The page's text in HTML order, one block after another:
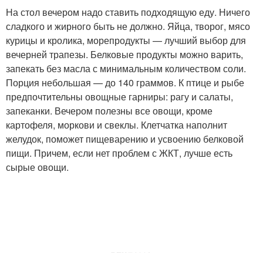
На стол вечером надо ставить подходящую еду. Ничего
сладкого и жирного быть не должно. Яйца, творог, мясо
курицы и кролика, морепродукты — лучший выбор для
вечерней трапезы. Белковые продукты можно варить,
запекать без масла с минимальным количеством соли.
Порция небольшая — до 140 граммов. К птице и рыбе
предпочтительны овощные гарниры: рагу и салаты,
запеканки. Вечером полезны все овощи, кроме
картофеля, моркови и свеклы. Клетчатка наполнит
желудок, поможет пищеварению и усвоению белковой
пищи. Причем, если нет проблем с ЖКТ, лучше есть
сырые овощи.